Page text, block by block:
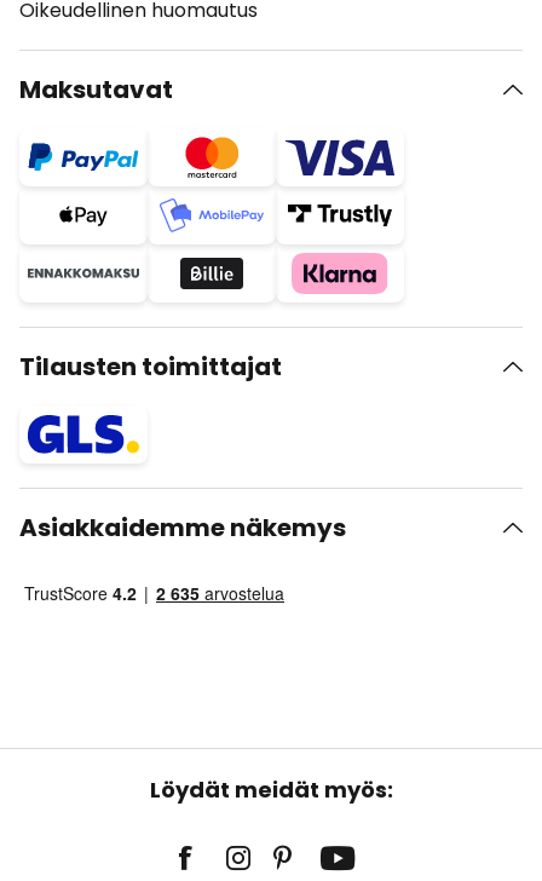
Oikeudellinen huomautus
Maksutavat
Tilausten toimittajat
Asiakkaidemme näkemys
Löydät meidät myös: